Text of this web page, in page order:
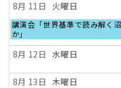
2026
日,
8
月
10th
2026
火曜日
8月 11
火
曜
日,
8
月
11th
2026
講演会「世界基準で読み解く
か」
水曜日
8月 12
木曜日
8月 13